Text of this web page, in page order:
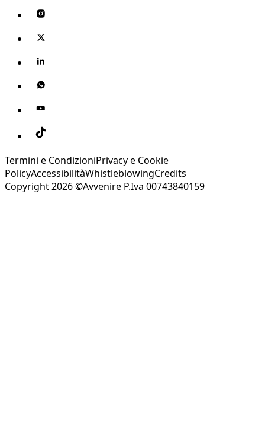
Termini e CondizioniPrivacy e Cookie
PolicyAccessibilitàWhistleblowingCredits
Copyright 2026 ©Avvenire P.Iva 00743840159